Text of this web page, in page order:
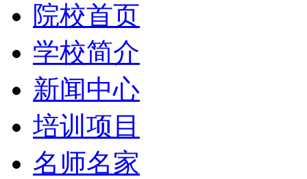
院校首页
学校简介
新闻中心
培训项目
名师名家